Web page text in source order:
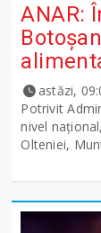
ANAR:
astăzi,
Potrivit
nivel
Olteniei,